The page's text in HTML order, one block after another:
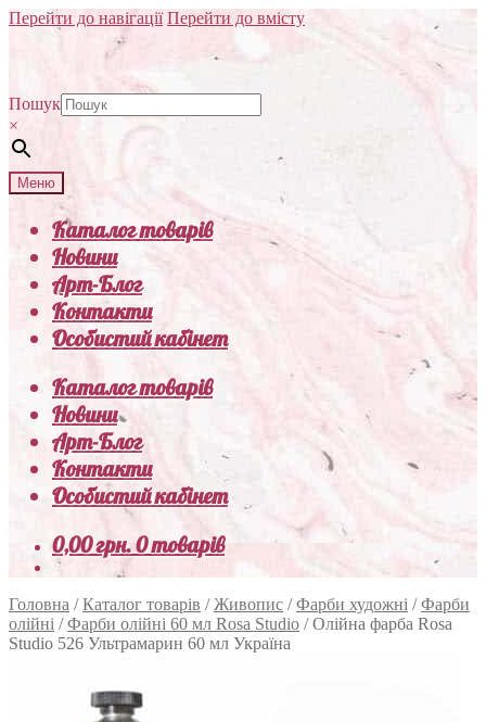
Перейти до навігації Перейти до вмісту
Пошук
×
Меню
Каталог товарів
Новини
Арт-Блог
Контакти
Особистий кабінет
Каталог товарів
Новини
Арт-Блог
Контакти
Особистий кабінет
0,00грн.0 товарів
Головна /Каталог товарів /Живопис /Фарби художні /Фарби
олійні /Фарби олійні 60 мл Rosa Studio /Олійна фарба Rosa
Studio 526 Ультрамарин 60 мл Україна